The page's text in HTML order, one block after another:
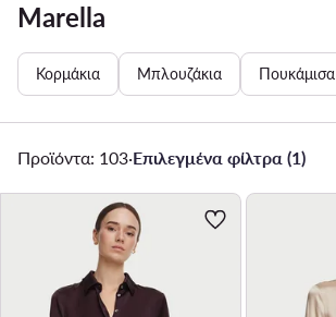
Marella
Κορμάκια Μπλουζάκια Πουκάμισα
Προϊόντα: 103·Επιλεγμένα φίλτρα (1)